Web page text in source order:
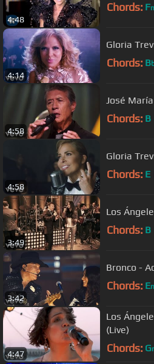
4:48
Chords: F
4:14
Gloria
Chords: B
4:58
José
Chords: B
4:58
Gloria
Chords: E
3:49
Los
Chords: B
3:42
Bronco -
Chords: E
4:47
Los
(Live)
Chords: G